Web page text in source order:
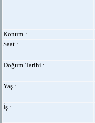
Konum :
Saat :
Doğum Tarihi :
Yaş :
İş :